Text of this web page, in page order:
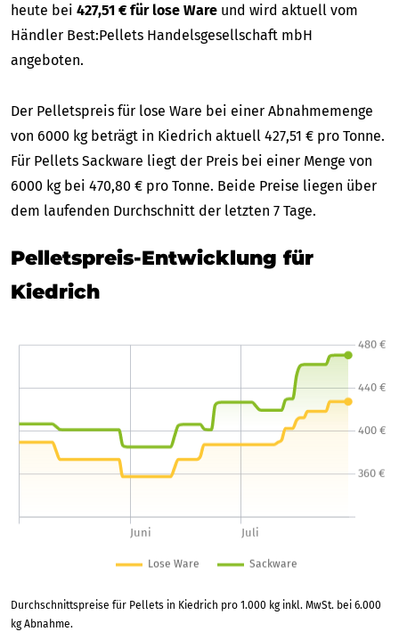
heute bei 427,51 € für lose Ware und wird aktuell vom
Händler Best:Pellets Handelsgesellschaft mbH
angeboten.
Der Pelletspreis für lose Ware bei einer Abnahmemenge
von 6000 kg beträgt in Kiedrich aktuell 427,51 € pro Tonne.
Für Pellets Sackware liegt der Preis bei einer Menge von
6000 kg bei 470,80 € pro Tonne. Beide Preise liegen über
dem laufenden Durchschnitt der letzten 7 Tage.
Pelletspreis-Entwicklung für
Kiedrich
Durchschnittspreise für Pellets in Kiedrich pro 1.000 kg inkl. MwSt. bei 6.000
kg Abnahme.